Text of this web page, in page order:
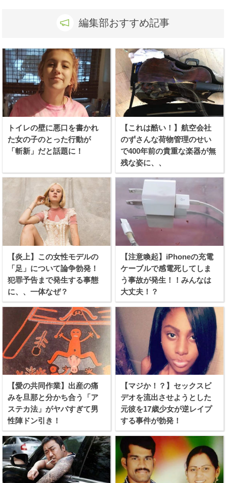
編集部おすすめ記事
トイレの壁に悪口を書かれ
た女の子のとった行動が
「斬新」だと話題に！
【これは酷い！】航空会社
のずさんな荷物管理のせい
で400年前の貴重な楽器が無
残な姿に、、
【炎上】この女性モデルの
「足」について論争勃発！
犯罪予告まで発生する事態
に、、一体なぜ？
【注意喚起】iPhoneの充電
ケーブルで感電死してしま
う事故が発生！！みんなは
大丈夫！？
【愛の共同作業】出産の痛
みを旦那と分かち合う「ア
ステカ法」がヤバすぎて男
性陣ドン引き！
【マジか！？】セックスビ
デオを流出させようとした
元彼を17歳少女が逆レイプ
する事件が勃発！